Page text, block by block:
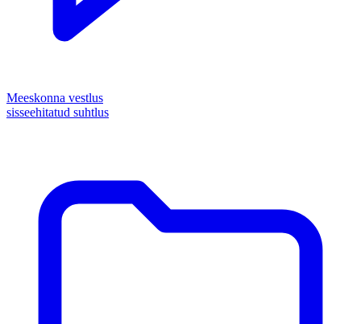
Meeskonna vestlus
sisseehitatud suhtlus